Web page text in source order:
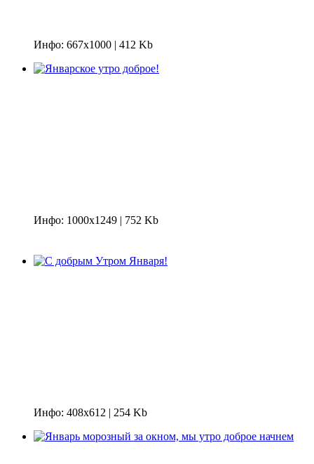
Инфо: 667х1000 | 412 Kb
Инфо: 1000х1249 | 752 Kb
Инфо: 408х612 | 254 Kb